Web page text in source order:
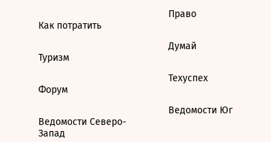
Как потратить
Туризм
Форум
Ведомости Северо-
Запад
Право
Думай
Техуспех
Ведомости Юг